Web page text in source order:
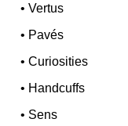
•Vertus
• Pavés
•Curiosities
• Handcuffs
• Sens